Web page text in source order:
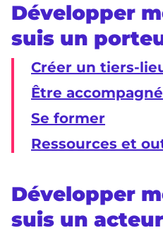
Développer
suis un
Créer un tiers-
Être accompagné
Se former
Ressources et
Développer
suis un